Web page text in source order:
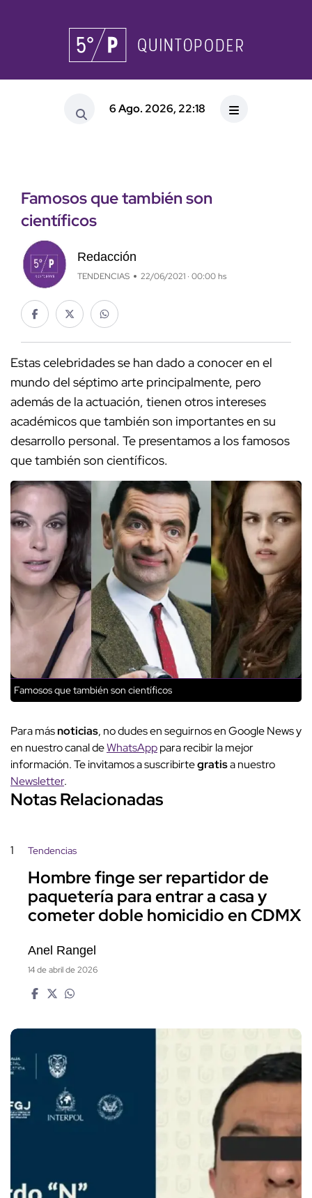
6 Ago. 2026, 22:18
Famosos que también son
científicos
Redacción
TENDENCIAS 22/06/2021 · 00:00 hs
Estas celebridades se han dado a conocer en el
mundo del séptimo arte principalmente, pero
además de la actuación, tienen otros intereses
académicos que también son importantes en su
desarrollo personal. Te presentamos a los famosos
que también son científicos.
Famosos que también son científicos
Para másnoticias, no dudes en seguirnos en Google News y
en nuestro canal deWhatsApppara recibir la mejor
información. Te invitamos a suscribirtegratisa nuestro
Newsletter.
Notas Relacionadas
1 Tendencias
Hombre finge ser repartidor de
paquetería para entrar a casa y
cometer doble homicidio en CDMX
Anel Rangel
14 de abril de 2026